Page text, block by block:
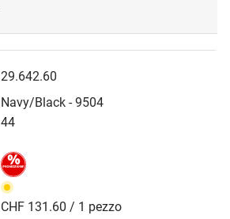
29.642.60
Navy/Black - 9504
44
CHF 131.60 / 1 pezzo